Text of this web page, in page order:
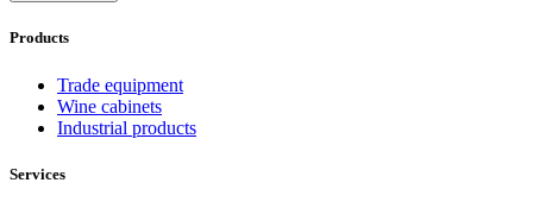
Products
Trade equipment
Wine cabinets
Industrial products
Services